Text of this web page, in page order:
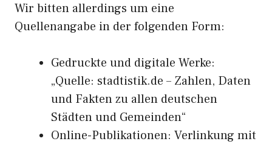
Wir bitten allerdings um eine
Quellenangabe in der folgenden Form:
Gedruckte und digitale Werke:
„Quelle: stadtistik.de – Zahlen, Daten
und Fakten zu allen deutschen
Städten und Gemeinden“
Online-Publikationen: Verlinkung mit